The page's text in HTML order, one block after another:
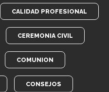
CALIDAD PROFESIONAL
CEREMONIA CIVIL
COMUNION
CONSEJOS